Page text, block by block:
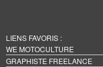
LIENS FAVORIS :
WE MOTOCULTURE
GRAPHISTE FREELANCE